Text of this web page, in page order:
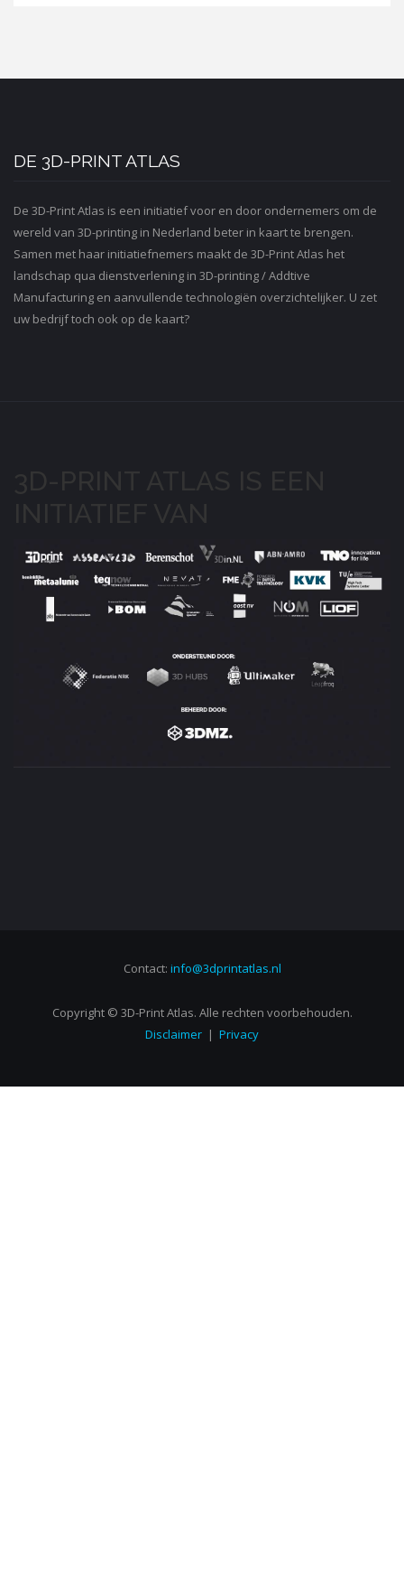
DE 3D-PRINT ATLAS
De 3D-Print Atlas is een initiatief voor en door ondernemers om de
wereld van 3D-printing in Nederland beter in kaart te brengen.
Samen met haar initiatiefnemers maakt de 3D-Print Atlas het
landschap qua dienstverlening in 3D-printing / Addtive
Manufacturing en aanvullende technologiën overzichtelijker. U zet
uw bedrijf toch ook op de kaart?
Contact: info@3dprintatlas.nl
Copyright © 3D-Print Atlas. Alle rechten voorbehouden.
Disclaimer | Privacy